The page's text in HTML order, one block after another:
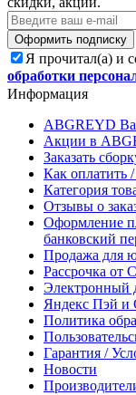
Оформить подписку
Я прочитал(а) и
обработки
Информация
ABGREYD
Акции в
Заказать
Как оплатить
Категория
Отзывы о
Оформление
банковский
Продажа для
Рассрочка от
Электронный
Яндекс Пэй и
Политика
Гарантия /
Новости